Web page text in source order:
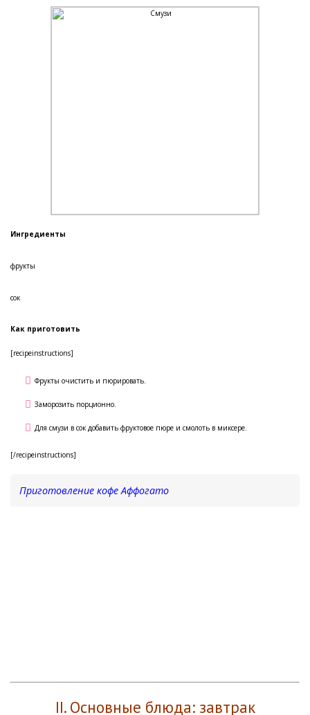
Ингредиенты
фрукты
сок
Как приготовить
[recipeinstructions]
Фрукты очистить и пюрировать.
Заморозить порционно.
Для смузи в сок добавить фруктовое пюре и смолоть в миксере.
[/recipeinstructions]
Приготовление кофе Аффогато
II. Основные блюда: завтрак